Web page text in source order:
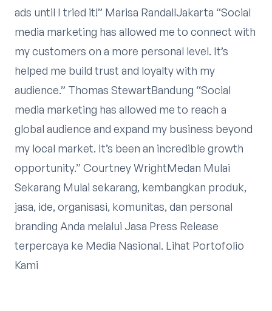
ads until I tried it!” Marisa RandallJakarta “Social
media marketing has allowed me to connect with
my customers on a more personal level. It’s
helped me build trust and loyalty with my
audience.” Thomas StewartBandung “Social
media marketing has allowed me to reach a
global audience and expand my business beyond
my local market. It’s been an incredible growth
opportunity.” Courtney WrightMedan Mulai
Sekarang Mulai sekarang, kembangkan produk,
jasa, ide, organisasi, komunitas, dan personal
branding Anda melalui Jasa Press Release
terpercaya ke Media Nasional. Lihat Portofolio
Kami